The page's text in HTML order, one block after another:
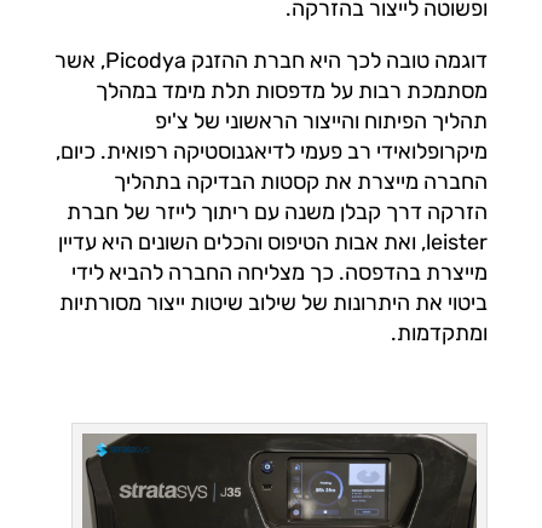
ופשוטה לייצור בהזרקה.
דוגמה טובה לכך היא חברת ההזנק Picodya, אשר
מסתמכת רבות על מדפסות תלת מימד במהלך
תהליך הפיתוח והייצור הראשוני של צ'יפ
מיקרופלואידי רב פעמי לדיאגנוסטיקה רפואית. כיום,
החברה מייצרת את קסטות הבדיקה בתהליך
הזרקה דרך קבלן משנה עם ריתוך לייזר של חברת
leister, ואת אבות הטיפוס והכלים השונים היא עדיין
מייצרת בהדפסה. כך מצליחה החברה להביא לידי
ביטוי את היתרונות של שילוב שיטות ייצור מסורתיות
ומתקדמות.